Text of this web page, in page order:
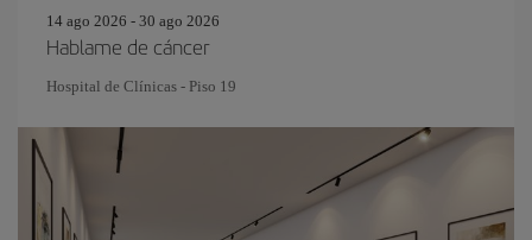
14 ago 2026 - 30 ago 2026
Hablame de cáncer
Hospital de Clínicas - Piso 19